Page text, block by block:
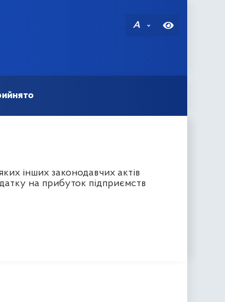
A
інших законодавчих актів
на прибуток підприємств